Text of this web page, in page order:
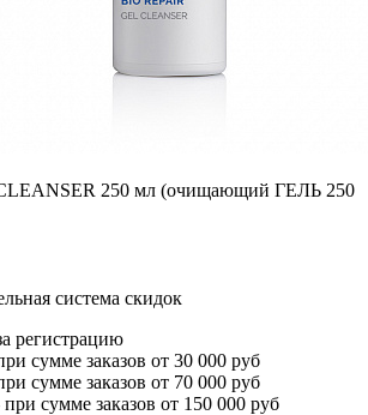
250 мл (очищающий ГЕЛЬ 250
система скидок
регистрацию
сумме заказов от 30 000 руб
сумме заказов от 70 000 руб
сумме заказов от 150 000 руб